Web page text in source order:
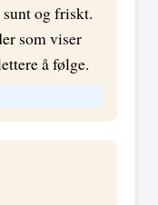
og friskt.
som viser
å følge.